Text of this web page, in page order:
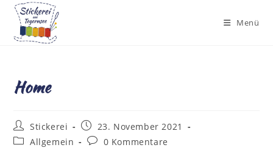
Zum
Inhalt
springen
Menü
Home
Beitrags-
Autor:
Stickerei
Beitrag
veröffentlicht:
23. November 2021
Beitrags-
Allgemein
Beitrags-
0 Kommentare